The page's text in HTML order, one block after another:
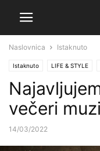
Naslovnica Istaknuto
Istaknuto LIFE & STYLE
večeri
14/03/2022